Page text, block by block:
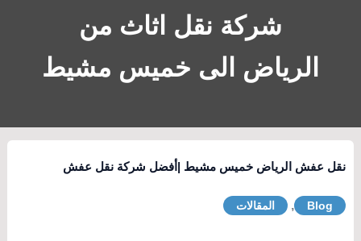
شركة نقل اثاث من
الرياض الى خميس مشيط
نقل عفش الرياض خميس مشيط |أفضل شركة نقل عفش
Blog
, المقالات